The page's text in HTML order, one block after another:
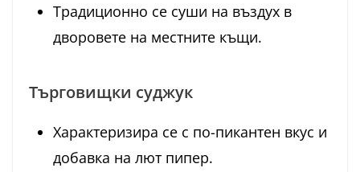
Традиционно се суши на въздух в
дворовете на местните къщи.
Търговищки суджук
Характеризира се с по-пикантен вкус и
добавка на лют пипер.